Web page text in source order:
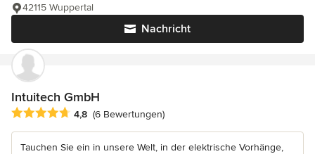
Nachricht
42115 Wuppertal
Intuitech GmbH
Durchschnittliche Bewertung: 4.8 von 5 Sternen
4,8 (6 Bewertungen)
Tauchen Sie ein in unsere Welt, in der elektrische Vorhänge,